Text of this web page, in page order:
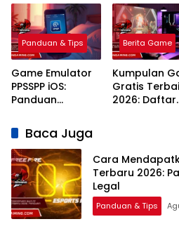
Panduan
Lengkap dan
Legal
Sinkronisasi
Game
Panduan & Tips
Game Emulator
PPSSPP iOS:
Panduan
Terbaik 2026
Berita Game
Kumpulan
Gratis
2026: Daftar
Baca Juga
Cara
Terbaru 2026:
Legal
Panduan & Tips